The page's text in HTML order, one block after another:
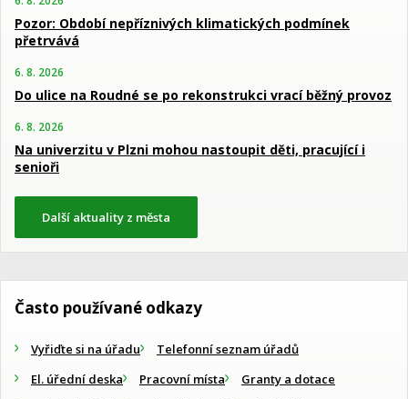
Pozor: Období nepříznivých klimatických podmínek
přetrvává
6. 8. 2026
Do ulice na Roudné se po rekonstrukci vrací běžný provoz
6. 8. 2026
Na univerzitu v Plzni mohou nastoupit děti, pracující i
senioři
Další aktuality z města
Často používané odkazy
Vyřiďte si na úřadu
Telefonní seznam úřadů
El. úřední deska
Pracovní místa
Granty a dotace